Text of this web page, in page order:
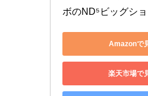
ボのND⁵ビッグシ
Amazonで
楽天市場で